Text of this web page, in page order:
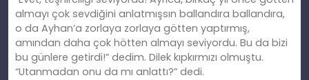
almayı çok sevdiğini anlatmışsın ballandıra ballandıra,
o da Ayhan’a zorlaya zorlaya götten yaptırmış,
amından daha çok hötten almayı seviyordu. Bu da bizi
bu günlere getirdi!” dedim. Dilek kıpkırmızı olmuştu.
“Utanmadan onu da mı anlattı?” dedi.